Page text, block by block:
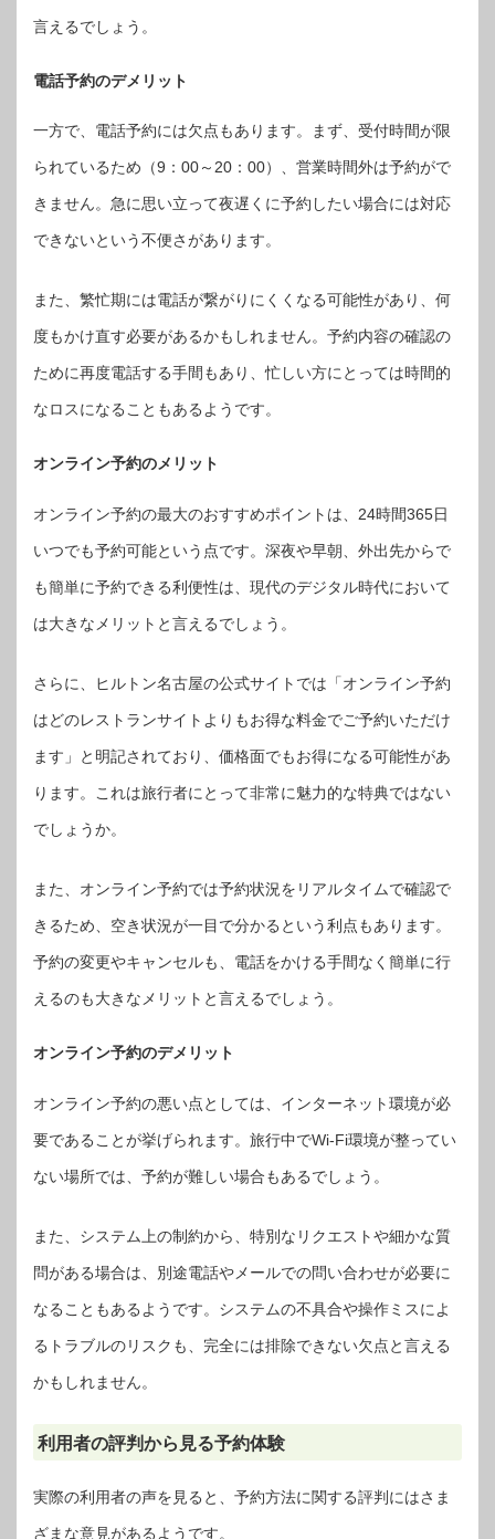
言えるでしょう。
電話予約のデメリット
一方で、電話予約には欠点もあります。まず、受付時間が限
られているため（9：00～20：00）、営業時間外は予約がで
きません。急に思い立って夜遅くに予約したい場合には対応
できないという不便さがあります。
また、繁忙期には電話が繋がりにくくなる可能性があり、何
度もかけ直す必要があるかもしれません。予約内容の確認の
ために再度電話する手間もあり、忙しい方にとっては時間的
なロスになることもあるようです。
オンライン予約のメリット
オンライン予約の最大のおすすめポイントは、24時間365日
いつでも予約可能という点です。深夜や早朝、外出先からで
も簡単に予約できる利便性は、現代のデジタル時代において
は大きなメリットと言えるでしょう。
さらに、ヒルトン名古屋の公式サイトでは「オンライン予約
はどのレストランサイトよりもお得な料金でご予約いただけ
ます」と明記されており、価格面でもお得になる可能性があ
ります。これは旅行者にとって非常に魅力的な特典ではない
でしょうか。
また、オンライン予約では予約状況をリアルタイムで確認で
きるため、空き状況が一目で分かるという利点もあります。
予約の変更やキャンセルも、電話をかける手間なく簡単に行
えるのも大きなメリットと言えるでしょう。
オンライン予約のデメリット
オンライン予約の悪い点としては、インターネット環境が必
要であることが挙げられます。旅行中でWi-Fi環境が整ってい
ない場所では、予約が難しい場合もあるでしょう。
また、システム上の制約から、特別なリクエストや細かな質
問がある場合は、別途電話やメールでの問い合わせが必要に
なることもあるようです。システムの不具合や操作ミスによ
るトラブルのリスクも、完全には排除できない欠点と言える
かもしれません。
利用者の評判から見る予約体験
実際の利用者の声を見ると、予約方法に関する評判にはさま
ざまな意見があるようです。